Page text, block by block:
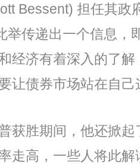
Bessent) 担任其政
传递出一个信息，
经济有着深入的了
债券市场站在自己
获胜期间，他还掀
走高，一些人将此解